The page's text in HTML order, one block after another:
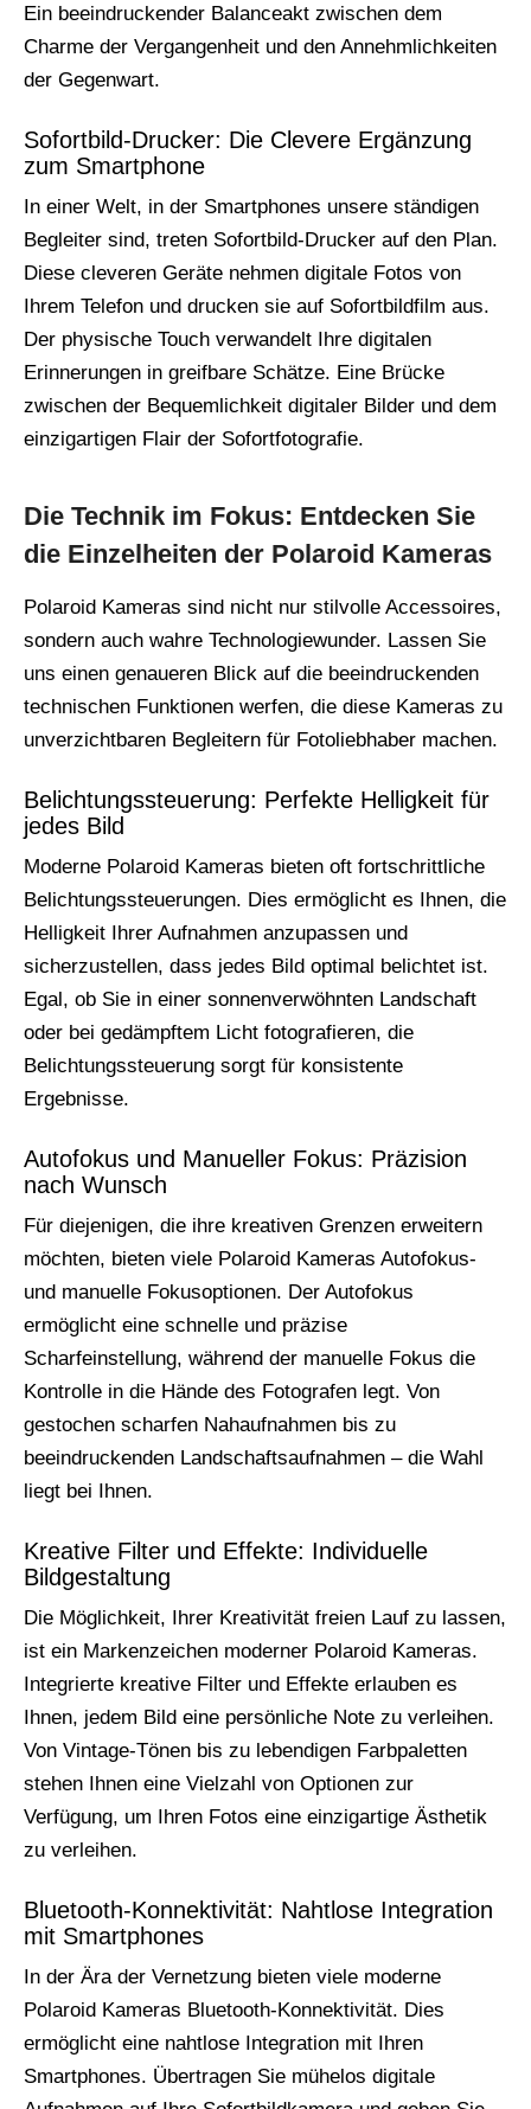
Ein beeindruckender Balanceakt zwischen dem
Charme der Vergangenheit und den Annehmlichkeiten
der Gegenwart.
Sofortbild-Drucker: Die Clevere Ergänzung
zum Smartphone
In einer Welt, in der Smartphones unsere ständigen
Begleiter sind, treten Sofortbild-Drucker auf den Plan.
Diese cleveren Geräte nehmen digitale Fotos von
Ihrem Telefon und drucken sie auf Sofortbildfilm aus.
Der physische Touch verwandelt Ihre digitalen
Erinnerungen in greifbare Schätze. Eine Brücke
zwischen der Bequemlichkeit digitaler Bilder und dem
einzigartigen Flair der Sofortfotografie.
Die Technik im Fokus: Entdecken Sie
die Einzelheiten der Polaroid Kameras
Polaroid Kameras sind nicht nur stilvolle Accessoires,
sondern auch wahre Technologiewunder. Lassen Sie
uns einen genaueren Blick auf die beeindruckenden
technischen Funktionen werfen, die diese Kameras zu
unverzichtbaren Begleitern für Fotoliebhaber machen.
Belichtungssteuerung: Perfekte Helligkeit für
jedes Bild
Moderne Polaroid Kameras bieten oft fortschrittliche
Belichtungssteuerungen. Dies ermöglicht es Ihnen, die
Helligkeit Ihrer Aufnahmen anzupassen und
sicherzustellen, dass jedes Bild optimal belichtet ist.
Egal, ob Sie in einer sonnenverwöhnten Landschaft
oder bei gedämpftem Licht fotografieren, die
Belichtungssteuerung sorgt für konsistente
Ergebnisse.
Autofokus und Manueller Fokus: Präzision
nach Wunsch
Für diejenigen, die ihre kreativen Grenzen erweitern
möchten, bieten viele Polaroid Kameras Autofokus-
und manuelle Fokusoptionen. Der Autofokus
ermöglicht eine schnelle und präzise
Scharfeinstellung, während der manuelle Fokus die
Kontrolle in die Hände des Fotografen legt. Von
gestochen scharfen Nahaufnahmen bis zu
beeindruckenden Landschaftsaufnahmen – die Wahl
liegt bei Ihnen.
Kreative Filter und Effekte: Individuelle
Bildgestaltung
Die Möglichkeit, Ihrer Kreativität freien Lauf zu lassen,
ist ein Markenzeichen moderner Polaroid Kameras.
Integrierte kreative Filter und Effekte erlauben es
Ihnen, jedem Bild eine persönliche Note zu verleihen.
Von Vintage-Tönen bis zu lebendigen Farbpaletten
stehen Ihnen eine Vielzahl von Optionen zur
Verfügung, um Ihren Fotos eine einzigartige Ästhetik
zu verleihen.
Bluetooth-Konnektivität: Nahtlose Integration
mit Smartphones
In der Ära der Vernetzung bieten viele moderne
Polaroid Kameras Bluetooth-Konnektivität. Dies
ermöglicht eine nahtlose Integration mit Ihren
Smartphones. Übertragen Sie mühelos digitale